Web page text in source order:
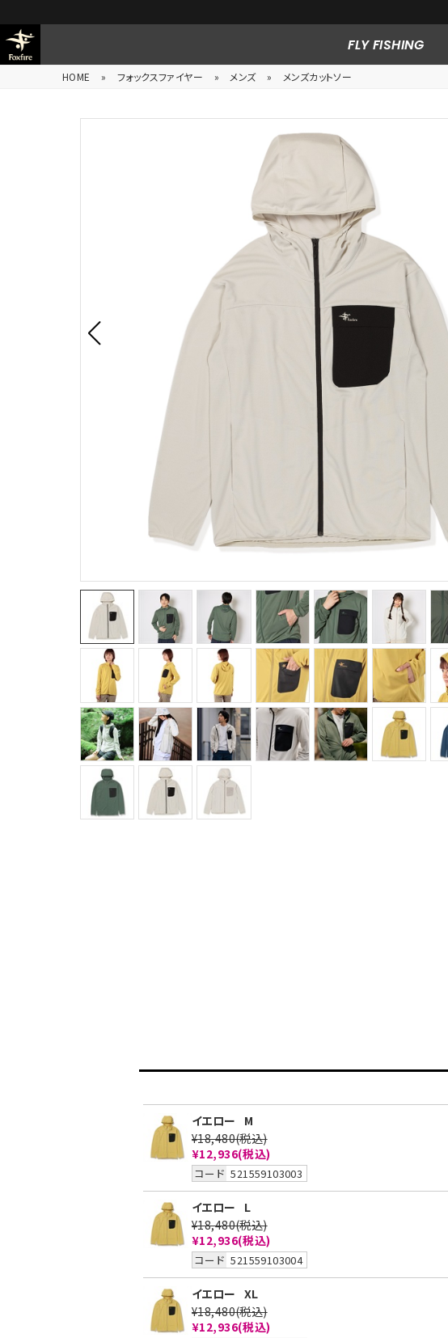
FLY FISHING
HOME » フォックスファイヤー » メンズ » メンズカットソー
イエロー
M
¥18,480(税込)
¥12,936(税込)
コード 521559103003
イエロー
L
¥18,480(税込)
¥12,936(税込)
コード 521559103004
イエロー XL
¥18,480(税込)
¥12,936(税込)